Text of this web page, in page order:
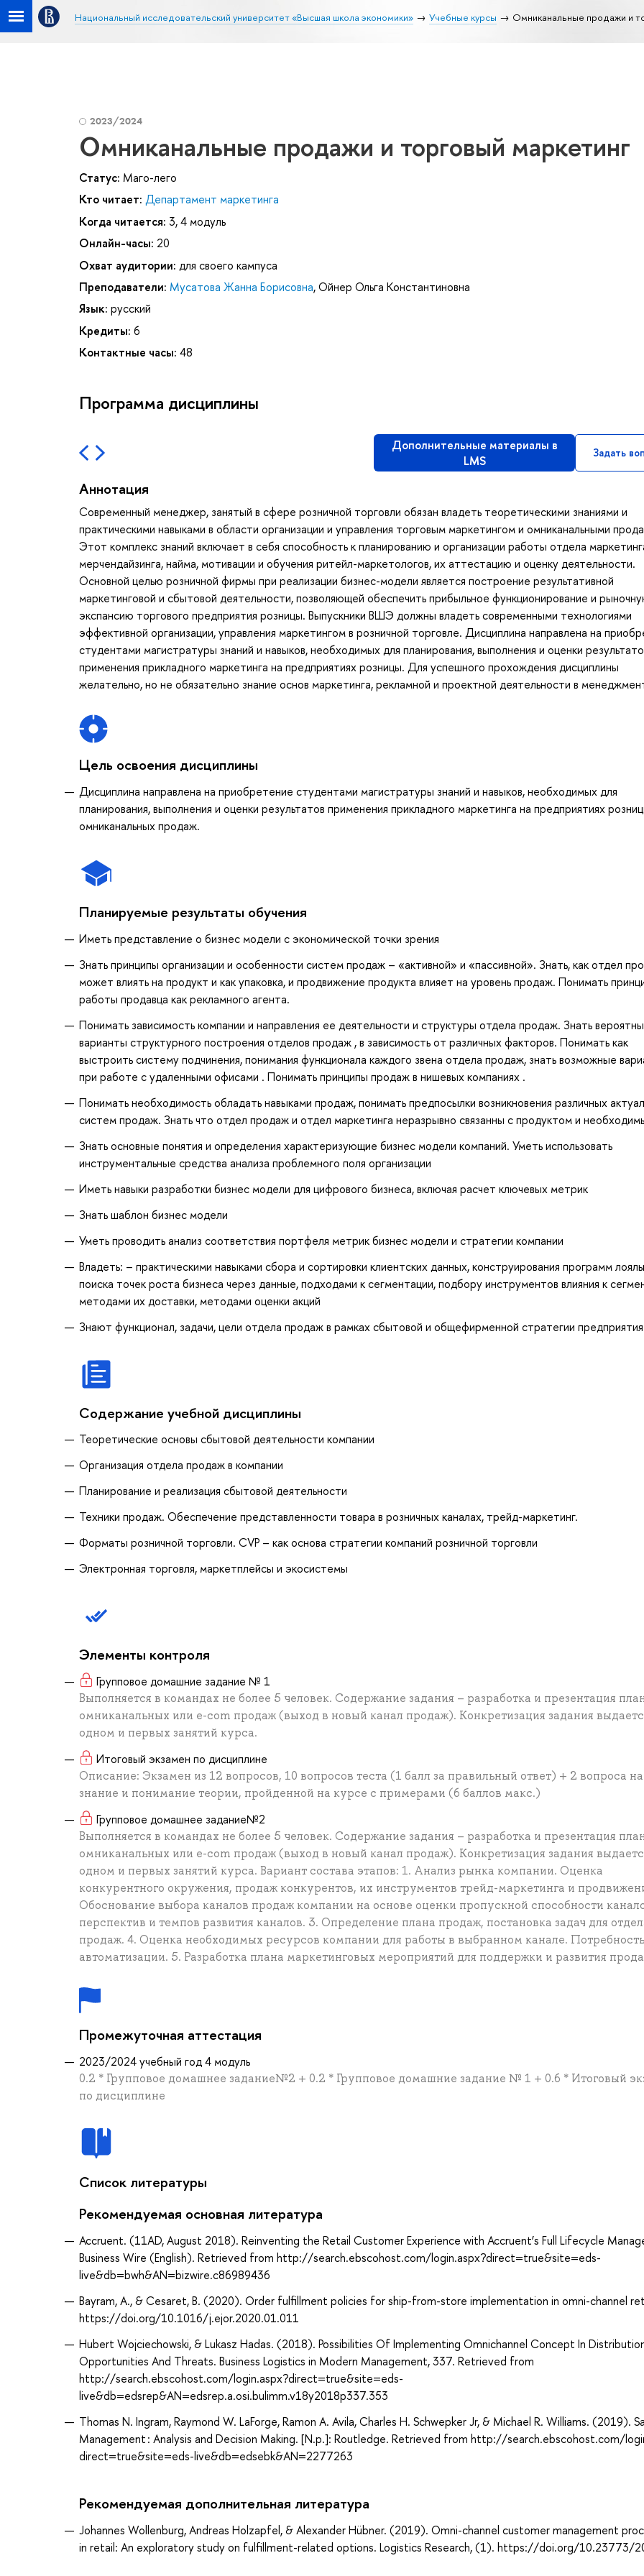
Национальный исследовательский университет «Высшая школа экономики» Учебные курсы Омниканальные продажи и
2023/2024
Омниканальные продажи и торговый маркетинг
Статус: Маго-лего
Кто читает: Департамент маркетинга
Когда читается: 3, 4 модуль
Онлайн-часы: 20
Охват аудитории: для своего кампуса
Преподаватели: Мусатова Жанна Борисовна,Ойнер Ольга Константиновна
Язык: русский
Кредиты: 6
Контактные часы: 48
Программа дисциплины
Дополнительные материалы в
LMS
Задать
Аннотация
Современный менеджер, занятый в сфере розничной торговли обязан владеть теоретическими знаниями и
практическими навыками в области организации и управления торговым маркетингом и омниканальными
Этот комплекс знаний включает в себя способность к планированию и организации работы отдела
мерчендайзинга, найма, мотивации и обучения ритейл-маркетологов, их аттестацию и оценку деятельности.
Основной целью розничной фирмы при реализации бизнес-модели является построение результативной
маркетинговой и сбытовой деятельности, позволяющей обеспечить прибыльное функционирование и
экспансию торгового предприятия розницы. Выпускники ВШЭ должны владеть современными технологиями
эффективной организации, управления маркетингом в розничной торговле. Дисциплина направлена на
студентами магистратуры знаний и навыков, необходимых для планирования, выполнения и оценки
применения прикладного маркетинга на предприятиях розницы. Для успешного прохождения дисциплины
желательно, но не обязательно знание основ маркетинга, рекламной и проектной деятельности в
Цель освоения дисциплины
Дисциплина направлена на приобретение студентами магистратуры знаний и навыков, необходимых для
планирования, выполнения и оценки результатов применения прикладного маркетинга на предприятиях
омниканальных продаж.
Планируемые результаты обучения
Иметь представление о бизнес модели с экономической точки зрения
Знать принципы организации и особенности систем продаж – «активной» и «пассивной». Знать, как отдел
может влиять на продукт и как упаковка, и продвижение продукта влияет на уровень продаж. Понимать
работы продавца как рекламного агента.
Понимать зависимость компании и направления ее деятельности и структуры отдела продаж. Знать
варианты структурного построения отделов продаж , в зависимость от различных факторов. Понимать как
выстроить систему подчинения, понимания функционала каждого звена отдела продаж, знать возможные
при работе с удаленными офисами . Понимать принципы продаж в нишевых компаниях .
Понимать необходимость обладать навыками продаж, понимать предпосылки возникновения различных
систем продаж. Знать что отдел продаж и отдел маркетинга неразрывно связанны с продуктом и
Знать основные понятия и определения характеризующие бизнес модели компаний. Уметь использовать
инструментальные средства анализа проблемного поля организации
Иметь навыки разработки бизнес модели для цифрового бизнеса, включая расчет ключевых метрик
Знать шаблон бизнес модели
Уметь проводить анализ соответствия портфеля метрик бизнес модели и стратегии компании
Владеть: – практическими навыками сбора и сортировки клиентских данных, конструирования программ
поиска точек роста бизнеса через данные, подходами к сегментации, подбору инструментов влияния к
методами их доставки, методами оценки акций
Знают функционал, задачи, цели отдела продаж в рамках сбытовой и общефирменной стратегии
Содержание учебной дисциплины
Теоретические основы сбытовой деятельности компании
Организация отдела продаж в компании
Планирование и реализация сбытовой деятельности
Техники продаж. Обеспечение представленности товара в розничных каналах, трейд-маркетинг.
Форматы розничной торговли. CVP – как основа стратегии компаний розничной торговли
Электронная торговля, маркетплейсы и экосистемы
Элементы контроля
Групповое домашние задание № 1
Выполняется в командах не более 5 человек. Содержание задания – разработка и презентация
омниканальных или e-com продаж (выход в новый канал продаж). Конкретизация задания
одном и первых занятий курса.
Итоговый экзамен по дисциплине
Описание: Экзамен из 12 вопросов, 10 вопросов теста (1 балл за правильный ответ) + 2 вопроса на
знание и понимание теории, пройденной на курсе с примерами (6 баллов макс.)
Групповое домашнее задание№2
Выполняется в командах не более 5 человек. Содержание задания – разработка и презентация
омниканальных или e-com продаж (выход в новый канал продаж). Конкретизация задания
одном и первых занятий курса. Вариант состава этапов: 1. Анализ рынка компании. Оценка
конкурентного окружения, продаж конкурентов, их инструментов трейд-маркетинга и
Обоснование выбора каналов продаж компании на основе оценки пропускной способности
перспектив и темпов развития каналов. 3. Определение плана продаж, постановка задач для
продаж. 4. Оценка необходимых ресурсов компании для работы в выбранном канале.
автоматизации. 5. Разработка плана маркетинговых мероприятий для поддержки и развития
Промежуточная аттестация
2023/2024 учебный год 4 модуль
0.2 * Групповое домашнее задание№2 + 0.2 * Групповое домашние задание № 1 + 0.6 * Итоговый
по дисциплине
Список литературы
Рекомендуемая основная литература
Accruent. (11AD, August 2018). Reinventing the Retail Customer Experience with Accruent’s Full Lifecycle
Business Wire (English). Retrieved from http://search.ebscohost.com/login.aspx?direct=true&site=eds-
live&db=bwh&AN=bizwire.c86989436
Bayram, A., & Cesaret, B. (2020). Order fulfillment policies for ship-from-store implementation in omni-channel
https://doi.org/10.1016/j.ejor.2020.01.011
Hubert Wojciechowski, & Lukasz Hadas. (2018). Possibilities Of Implementing Omnichannel Concept In
Opportunities And Threats. Business Logistics in Modern Management, 337. Retrieved from
http://search.ebscohost.com/login.aspx?direct=true&site=eds-
live&db=edsrep&AN=edsrep.a.osi.bulimm.v18y2018p337.353
Thomas N. Ingram, Raymond W. LaForge, Ramon A. Avila, Charles H. Schwepker Jr, & Michael R. Williams. (2019).
Management : Analysis and Decision Making. [N.p.]: Routledge. Retrieved from http://search.ebscohost.com/
direct=true&site=eds-live&db=edsebk&AN=2277263
Рекомендуемая дополнительная литература
Johannes Wollenburg, Andreas Holzapfel, & Alexander Hübner. (2019). Omni-channel customer management
in retail: An exploratory study on fulfillment-related options. Logistics Research, (1). https://doi.org/10.23773/